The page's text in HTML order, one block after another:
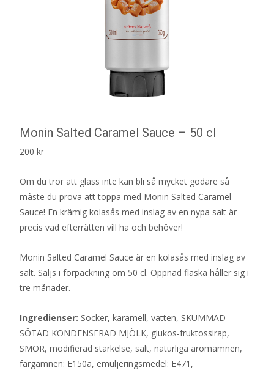
Monin Salted Caramel Sauce – 50 cl
200 kr
Om du tror att glass inte kan bli så mycket godare så
måste du prova att toppa med Monin Salted Caramel
Sauce! En krämig kolasås med inslag av en nypa salt är
precis vad efterrätten vill ha och behöver!
Monin Salted Caramel Sauce är en kolasås med inslag av
salt. Säljs i förpackning om 50 cl. Öppnad flaska håller sig i
tre månader.
Ingredienser: Socker, karamell, vatten, SKUMMAD
SÖTAD KONDENSERAD MJÖLK, glukos-fruktossirap,
SMÖR, modifierad stärkelse, salt, naturliga aromämnen,
färgämnen: E150a, emuljeringsmedel: E471,